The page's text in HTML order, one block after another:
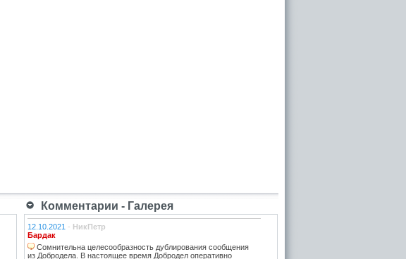
Комментарии - Галерея
12.10.2021 - НикПетр
Бардак
Сомнительна целесообразность дублирования сообщения
из Добродела. В настоящее время Добродел оперативно